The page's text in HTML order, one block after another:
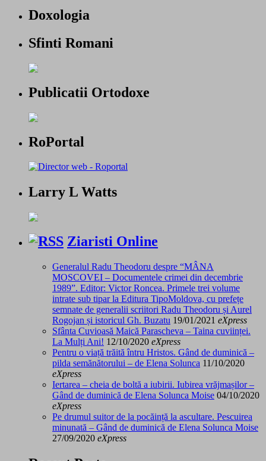
Doxologia
Sfinti Romani
Publicatii Ortodoxe
RoPortal
Larry L Watts
Ziaristi Online
Generalul Radu Theodoru despre “MÂNA
MOSCOVEI – Documentele crimei din decembrie
1989”. Editor: Victor Roncea. Primele trei volume
intrate sub tipar la Editura TipoMoldova, cu prefețe
semnate de generalii scriitori Radu Theodoru și Aurel
Rogojan și istoricul Gh. Buzatu 19/01/2021 eXpress
Sfânta Cuvioasă Maică Parascheva – Taina cuviinței.
La Mulți Ani! 12/10/2020 eXpress
Pentru o viață trăită întru Hristos. Gând de duminică –
pilda semănătorului – de Elena Solunca 11/10/2020
eXpress
Iertarea – cheia de boltă a iubirii. Iubirea vrăjmașilor –
Gând de duminică de Elena Solunca Moise 04/10/2020
eXpress
Pe drumul suitor de la pocăință la ascultare. Pescuirea
minunată – Gând de duminică de Elena Solunca Moise
27/09/2020 eXpress